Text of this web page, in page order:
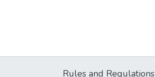
Rules and Regulations